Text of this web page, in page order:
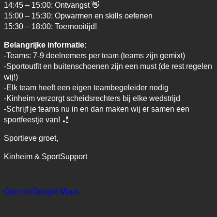
14:45 – 15:00: Ontvangst 👋
15:00 – 15:30: Opwarmen en skills oefenen
15:30 – 18:00: Toernooitijd!
Belangrijke informatie:
-Teams: 7-9 deelnemers per team (teams zijn gemixt)
-Sportoutfit en buitenschoenen zijn een must (de rest regelen
wij!)
-Elk team heeft een eigen teambegeleider nodig
-Kinheim verzorgt scheidsrechters bij elke wedstrijd
-Schrijf je teams nu in en dan maken wij er samen een
sportfeestje van! 🏏
Sportieve groet,
Kinheim & SportSupport
Open in Google Maps